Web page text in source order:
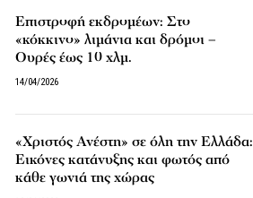
Επιστροφή εκδρομέων: Στο
«κόκκινο» λιμάνια και δρόμοι –
Ουρές έως 10 χλμ.
14/04/2026
«Χριστός Ανέστη» σε όλη την Ελλάδα:
Εικόνες κατάνυξης και φωτός από
κάθε γωνιά της χώρας